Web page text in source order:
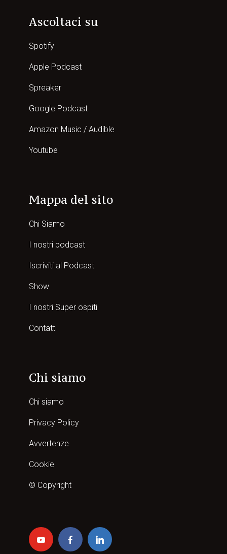
Ascoltaci su
Spotify
Apple Podcast
Spreaker
Google Podcast
Amazon Music / Audible
Youtube
Mappa del sito
Chi Siamo
I nostri podcast
Iscriviti al Podcast
Show
I nostri Super ospiti
Contatti
Chi siamo
Chi siamo
Privacy Policy
Avvertenze
Cookie
© Copyright